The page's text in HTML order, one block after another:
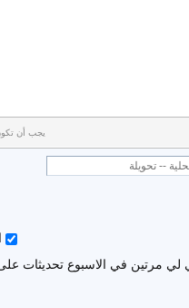
يجب أن تكون
لي مرتين في الاسبوع تحديثات